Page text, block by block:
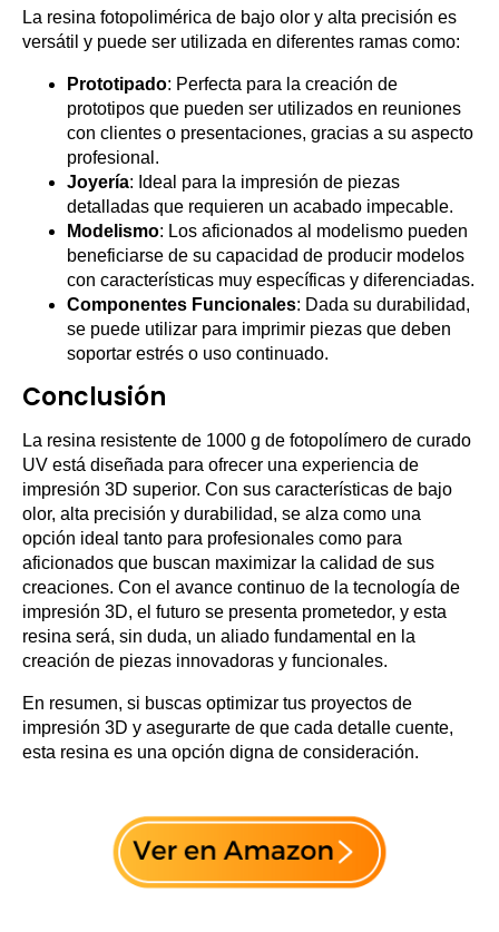
La resina fotopolimérica de bajo olor y alta precisión es
versátil y puede ser utilizada en diferentes ramas como:
Prototipado: Perfecta para la creación de
prototipos que pueden ser utilizados en reuniones
con clientes o presentaciones, gracias a su aspecto
profesional.
Joyería: Ideal para la impresión de piezas
detalladas que requieren un acabado impecable.
Modelismo: Los aficionados al modelismo pueden
beneficiarse de su capacidad de producir modelos
con características muy específicas y diferenciadas.
Componentes Funcionales: Dada su durabilidad,
se puede utilizar para imprimir piezas que deben
soportar estrés o uso continuado.
Conclusión
La resina resistente de 1000 g de fotopolímero de curado
UV está diseñada para ofrecer una experiencia de
impresión 3D superior. Con sus características de bajo
olor, alta precisión y durabilidad, se alza como una
opción ideal tanto para profesionales como para
aficionados que buscan maximizar la calidad de sus
creaciones. Con el avance continuo de la tecnología de
impresión 3D, el futuro se presenta prometedor, y esta
resina será, sin duda, un aliado fundamental en la
creación de piezas innovadoras y funcionales.
En resumen, si buscas optimizar tus proyectos de
impresión 3D y asegurarte de que cada detalle cuente,
esta resina es una opción digna de consideración.